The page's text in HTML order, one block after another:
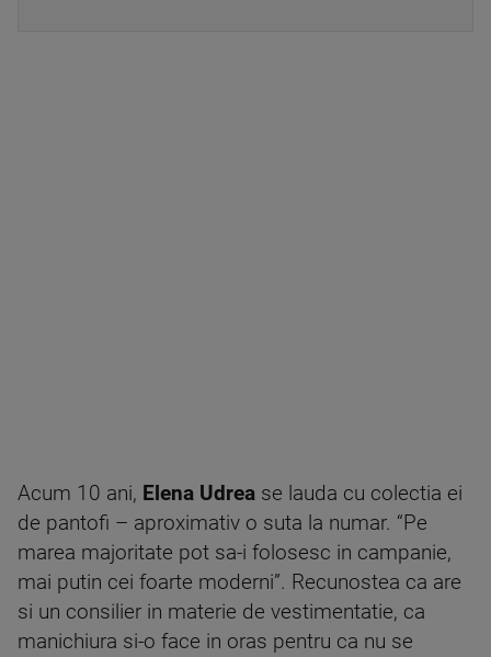
Acum 10 ani, Elena Udrea se lauda cu colectia ei
de pantofi – aproximativ o suta la numar. “Pe
marea majoritate pot sa-i folosesc in campanie,
mai putin cei foarte moderni”. Recunostea ca are
si un consilier in materie de vestimentatie, ca
manichiura si-o face in oras pentru ca nu se